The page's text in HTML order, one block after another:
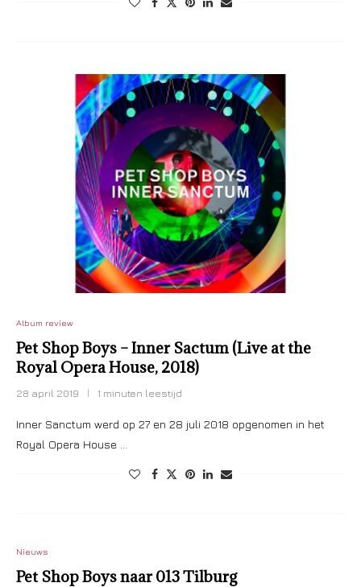
Album review
Pet Shop Boys – Inner Sactum (Live at the
Royal Opera House, 2018)
28 april 2019 1 minuten leestijd
Inner Sanctum werd op 27 en 28 juli 2018 opgenomen in het
Royal Opera House …
Nieuws
Pet Shop Boys naar 013 Tilburg